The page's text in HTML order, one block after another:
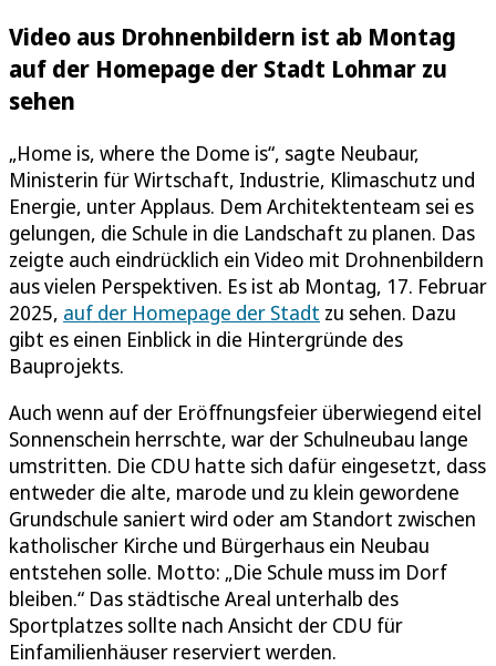
Video aus Drohnenbildern ist ab Montag
auf der Homepage der Stadt Lohmar zu
sehen
„Home is, where the Dome is“, sagte Neubaur,
Ministerin für Wirtschaft, Industrie, Klimaschutz und
Energie, unter Applaus. Dem Architektenteam sei es
gelungen, die Schule in die Landschaft zu planen. Das
zeigte auch eindrücklich ein Video mit Drohnenbildern
aus vielen Perspektiven. Es ist ab Montag, 17. Februar
2025, auf der Homepage der Stadt zu sehen. Dazu
gibt es einen Einblick in die Hintergründe des
Bauprojekts.
Auch wenn auf der Eröffnungsfeier überwiegend eitel
Sonnenschein herrschte, war der Schulneubau lange
umstritten. Die CDU hatte sich dafür eingesetzt, dass
entweder die alte, marode und zu klein gewordene
Grundschule saniert wird oder am Standort zwischen
katholischer Kirche und Bürgerhaus ein Neubau
entstehen solle. Motto: „Die Schule muss im Dorf
bleiben.“ Das städtische Areal unterhalb des
Sportplatzes sollte nach Ansicht der CDU für
Einfamilienhäuser reserviert werden.